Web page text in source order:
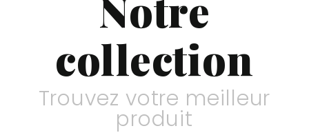
collection
Trouvez votre meilleur
produit